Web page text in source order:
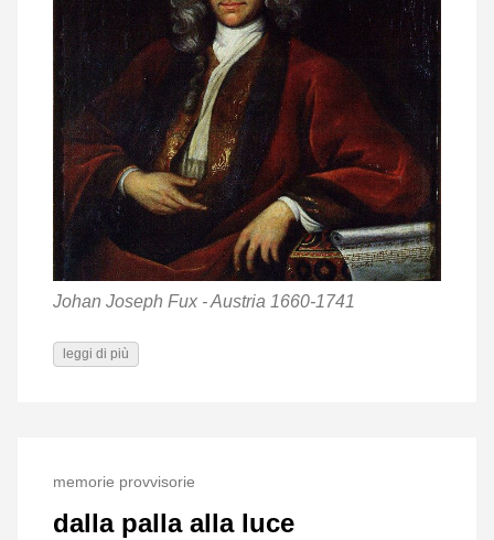
Johan Joseph Fux - Austria 1660-1741
leggi di più
memorie provvisorie
dalla palla alla luce